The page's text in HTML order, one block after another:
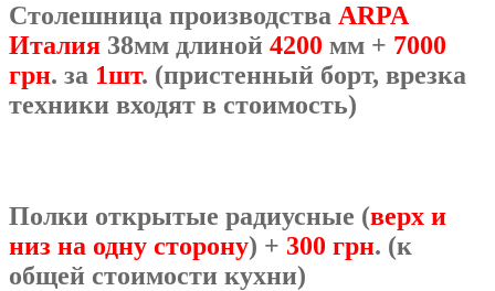
Столешница производства ARPA
Италия 38мм длиной 4200 мм + 7000
грн. за 1шт. (пристенный борт, врезка
техники входят в стоимость)
Полки открытые радиусные (верх и
низ на одну сторону) + 300 грн. (к
общей стоимости кухни)